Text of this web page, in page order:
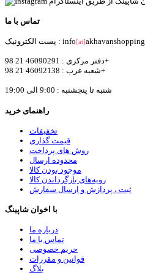
تماس با ما
پست الکترونیک : info[at]akhavanshopping
دفتر مرکزی : 46090291 21 98+
شعبه غرب : 46092138 21 98+
شنبه تا پنجشنبه : 9:00 الی 19:00
راهنمای خرید
تخفیفات
قیمت گذاری
روش های پرداخت
محدوده ارسال
موجود بودن کالا
رویه‌های بازگرداندن کالا
ثبت ، پردازش و ارسال سفارش
با اخوان شاپینگ
درباره ما
تماس با ما
حریم خصوصی
قوانین و مقررات
بلاگ